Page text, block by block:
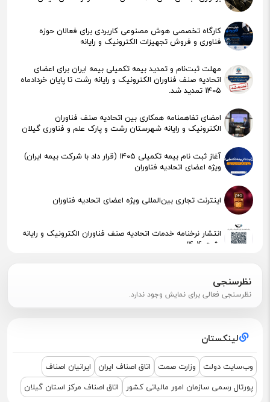
کارگاه تخصصی هوش مصنوعی کاربردی برای فعالان حوزه
فناوری و فروش تجهیزات الکترونیک و رایانه
مهلت ثبت‌نام و تمدید بیمه تکمیلی بیمه ایران برای اعضای
اتحادیه صنف فناوران الکترونیک و رایانه رشت تا پایان خردادماه
۱۴۰۵ تمدید شد.
امضای تفاهمنامه همکاری بین اتحادیه صنف فناوران
الکترونیک و رایانه شهرستان رشت و پارک علم و فناوری گیلان
آغاز ثبت نام بیمه تکمیلی ۱۴۰۵ (قرار داد با شرکت بیمه ایران)
ویژه اعضای اتحادیه فناوران
اینترنت تجاری بین‌المللی ویژه اعضای اتحادیه فناوران
انتشار نرخنامه خدمات اتحادیه صنف فناوران الکترونیک و رایانه
رشت 1404
نشست مشترک درباره نمایشگاه ETEX+IGF 2025
نظرسنجی
نظرسنجی فعالی برای نمایش وجود ندارد.
لینکستان
وب‌سایت دولت وزارت صمت اتاق اصناف ایران
ایرانیان اصناف
پورتال رسمی سازمان امور مالیاتی کشور
اتاق اصناف مرکز استان گیلان